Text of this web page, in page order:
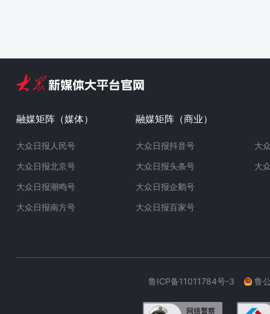
融媒矩阵（媒体）
大众日报人民号
大众日报北京号
大众日报潮鸣号
大众日报南方号
融媒矩阵（商业）
大众日报抖音号
大众日报头条号
大众日报企鹅号
大众日报百家号
大
大
鲁ICP备11011784号-3 鲁